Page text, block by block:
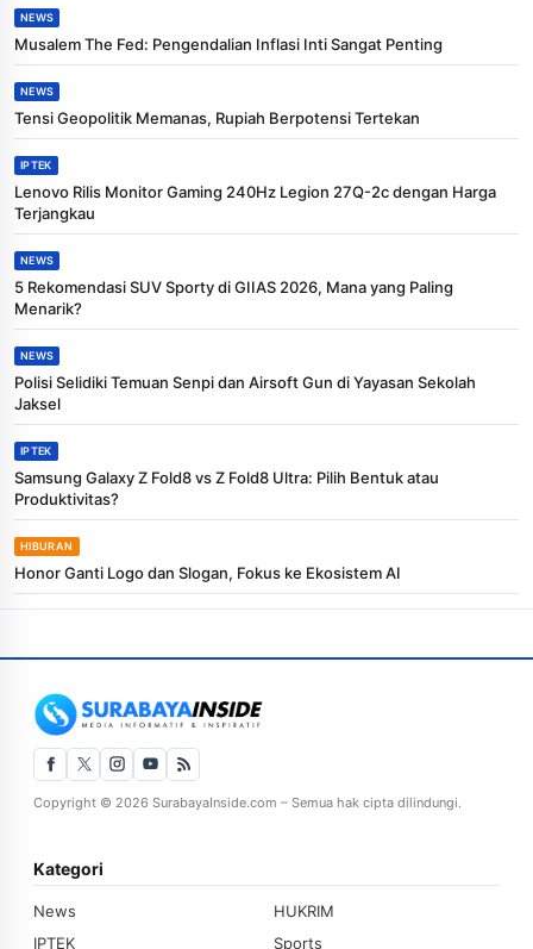
NEWS
Musalem The Fed: Pengendalian Inflasi Inti Sangat Penting
NEWS
Tensi Geopolitik Memanas, Rupiah Berpotensi Tertekan
IPTEK
Lenovo Rilis Monitor Gaming 240Hz Legion 27Q-2c dengan Harga
Terjangkau
NEWS
5 Rekomendasi SUV Sporty di GIIAS 2026, Mana yang Paling
Menarik?
NEWS
Polisi Selidiki Temuan Senpi dan Airsoft Gun di Yayasan Sekolah
Jaksel
IPTEK
Samsung Galaxy Z Fold8 vs Z Fold8 Ultra: Pilih Bentuk atau
Produktivitas?
HIBURAN
Honor Ganti Logo dan Slogan, Fokus ke Ekosistem AI
Copyright © 2026 SurabayaInside.com – Semua hak cipta dilindungi.
Kategori
News
HUKRIM
IPTEK
Sports